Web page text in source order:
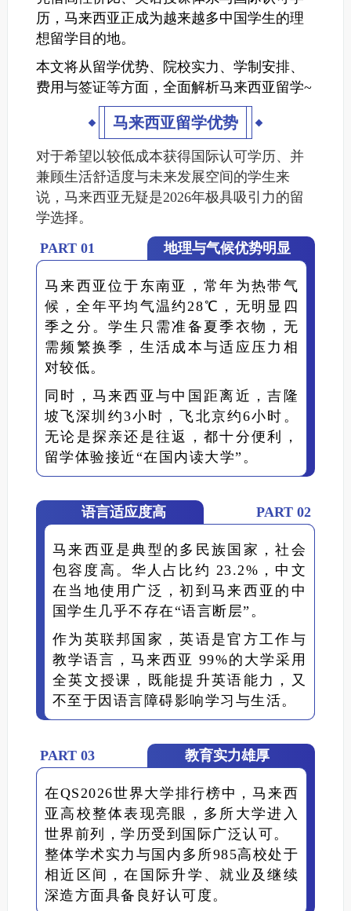
历，马来西亚正成为越来越多中国学生的理
想留学目的地。
本文将从留学优势、院校实力、学制安排、
费用与签证等方面，全面解析马来西亚留学~
马来西亚留学优势
对于希望以较低成本获得国际认可学历、并
兼顾生活舒适度与未来发展空间的学生来
说，马来西亚无疑是2026年极具吸引力的留
学选择。
PART 01 地理与气候优势明显
马来西亚位于东南亚，常年为热带气
候，全年平均气温约28℃，无明显四
季之分。学生只需准备夏季衣物，无
需频繁换季，生活成本与适应压力相
对较低。
同时，马来西亚与中国距离近，吉隆
坡飞深圳约3小时，飞北京约6小时。
无论是探亲还是往返，都十分便利，
留学体验接近“在国内读大学”。
语言适应度高 PART 02
马来西亚是典型的多民族国家，社会
包容度高。华人占比约 23.2%，中文
在当地使用广泛，初到马来西亚的中
国学生几乎不存在“语言断层”。
作为英联邦国家，英语是官方工作与
教学语言，马来西亚 99%的大学采用
全英文授课，既能提升英语能力，又
不至于因语言障碍影响学习与生活。
PART 03 教育实力雄厚
在QS2026世界大学排行榜中，马来西
亚高校整体表现亮眼，多所大学进入
世界前列，学历受到国际广泛认可。
整体学术实力与国内多所985高校处于
相近区间，在国际升学、就业及继续
深造方面具备良好认可度。